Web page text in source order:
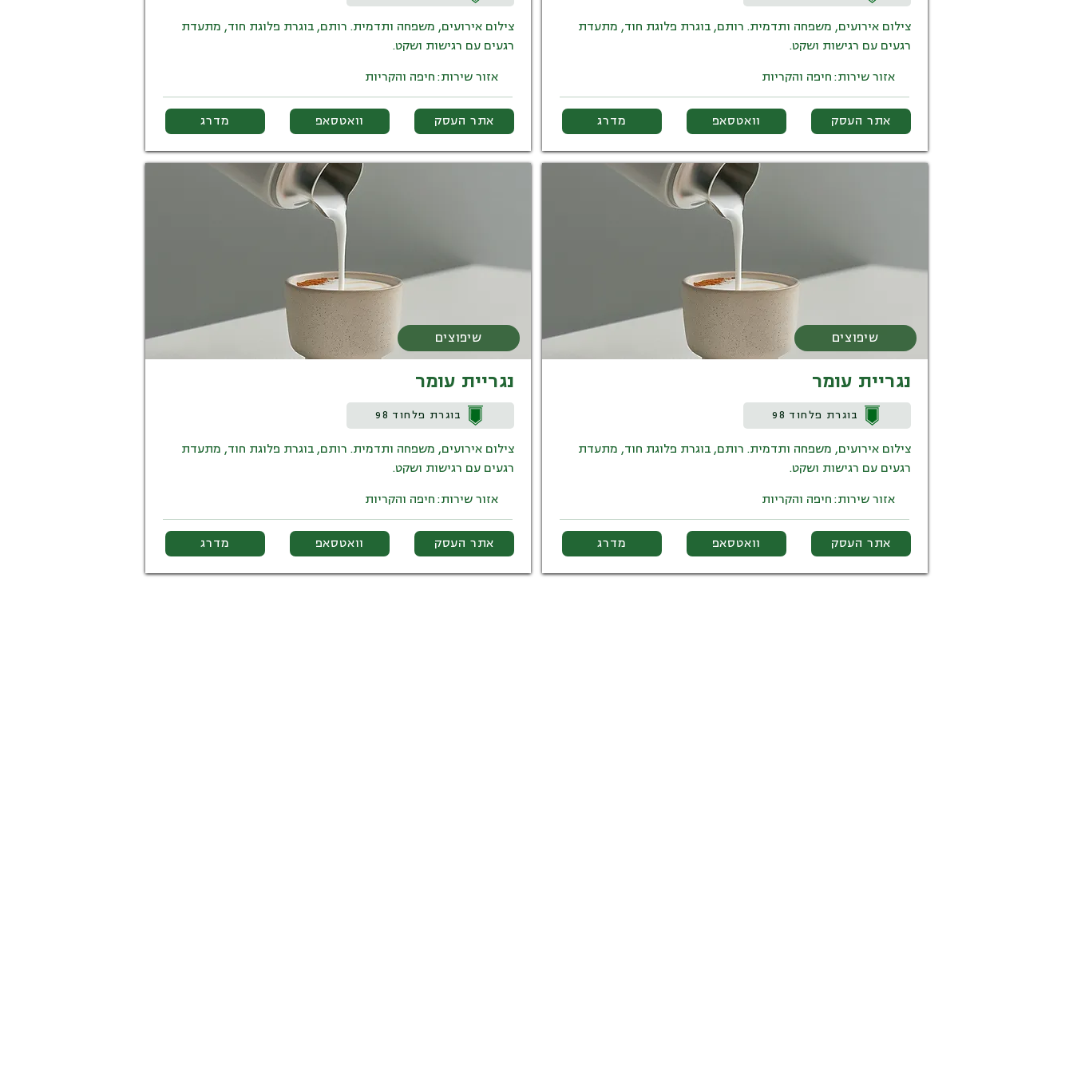
צילום אירועים, משפחה ותדמית. רותם, בוגרת פלוגת חוד, מתעדת
רגעים עם רגישות ושקט.
אזור שירות:חיפה והקריות
אתר העסק וואטסאפ מדרג
שיפוצים
נגריית עומר
בוגרת פלחוד 98
צילום אירועים, משפחה ותדמית. רותם, בוגרת פלוגת חוד, מתעדת
רגעים עם רגישות ושקט.
אזור שירות:חיפה והקריות
אתר העסק וואטסאפ מדרג
צילום אירועים, משפחה ותדמית. רותם, בוגרת פלוגת חוד, מתעדת
רגעים עם רגישות ושקט.
אזור שירות:חיפה והקריות
אתר העסק וואטסאפ מדרג
שיפוצים
נגריית עומר
בוגרת פלחוד 98
צילום אירועים, משפחה ותדמית. רותם, בוגרת פלוגת חוד, מתעדת
רגעים עם רגישות ושקט.
אזור שירות:חיפה והקריות
אתר העסק וואטסאפ מדרג